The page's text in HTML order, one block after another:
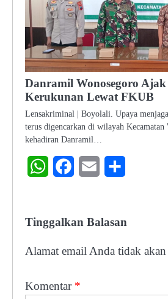
Danramil Wonosegoro
Kerukunan Lewat FKUB
Lensakriminal | Boyolali. Upaya
terus digencarkan di wilayah
kehadiran Danramil…
WhatsAppFacebookEmail
Tinggalkan Balasan
Alamat email Anda tidak
Komentar *